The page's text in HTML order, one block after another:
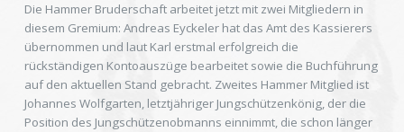
Die Hammer Bruderschaft arbeitet jetzt mit zwei Mitgliedern in
diesem Gremium: Andreas Eyckeler hat das Amt des Kassierers
übernommen und laut Karl erstmal erfolgreich die
rückständigen Kontoauszüge bearbeitet sowie die Buchführung
auf den aktuellen Stand gebracht. Zweites Hammer Mitglied ist
Johannes Wolfgarten, letztjähriger Jungschützenkönig, der die
Position des Jungschützenobmanns einnimmt, die schon länger